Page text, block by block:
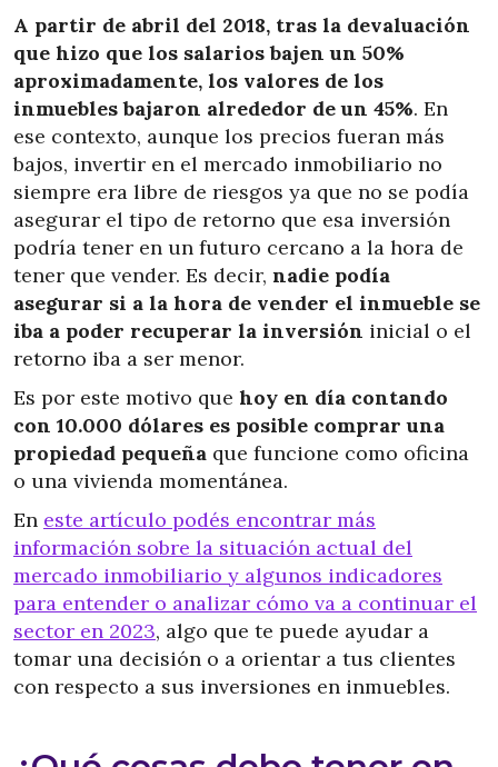
A partir de abril del 2018, tras la devaluación
que hizo que los salarios bajen un 50%
aproximadamente, los valores de los
inmuebles bajaron alrededor de un 45%. En
ese contexto, aunque los precios fueran más
bajos, invertir en el mercado inmobiliario no
siempre era libre de riesgos ya que no se podía
asegurar el tipo de retorno que esa inversión
podría tener en un futuro cercano a la hora de
tener que vender. Es decir, nadie podía
asegurar si a la hora de vender el inmueble se
iba a poder recuperar la inversión inicial o el
retorno iba a ser menor.
Es por este motivo que hoy en día contando
con 10.000 dólares es posible comprar una
propiedad pequeña que funcione como oficina
o una vivienda momentánea.
En este artículo podés encontrar más
información sobre la situación actual del
mercado inmobiliario y algunos indicadores
para entender o analizar cómo va a continuar el
sector en 2023, algo que te puede ayudar a
tomar una decisión o a orientar a tus clientes
con respecto a sus inversiones en inmuebles.